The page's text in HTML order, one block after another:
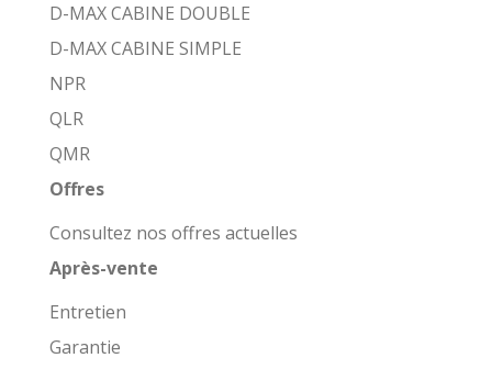
D-MAX CABINE DOUBLE
D-MAX CABINE SIMPLE
NPR
QLR
QMR
Offres
Consultez nos offres actuelles
Après-vente
Entretien
Garantie